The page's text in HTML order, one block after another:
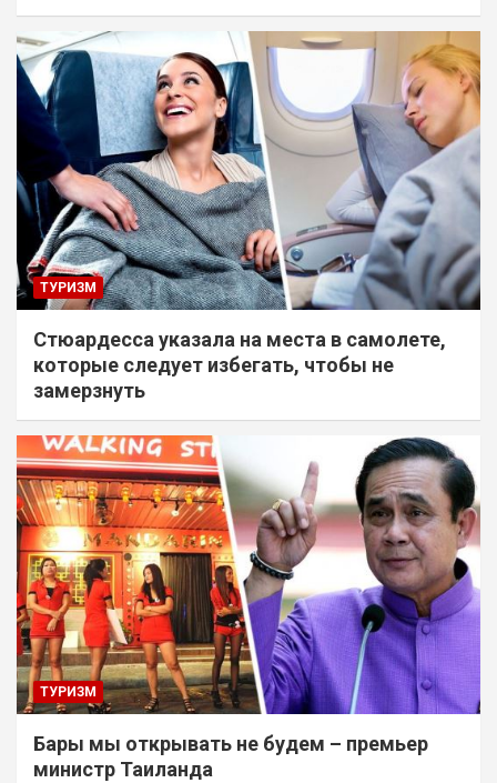
ТУРИЗМ
Стюардесса указала на места в самолете,
которые следует избегать, чтобы не
замерзнуть
ТУРИЗМ
Бары мы открывать не будем – премьер
министр Таиланда